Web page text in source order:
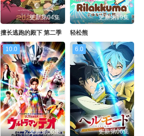
更新第04集
擅长逃跑的殿下 第二季
更新第19集
轻松熊
10.0
更新第06集
6.0
更新第06集